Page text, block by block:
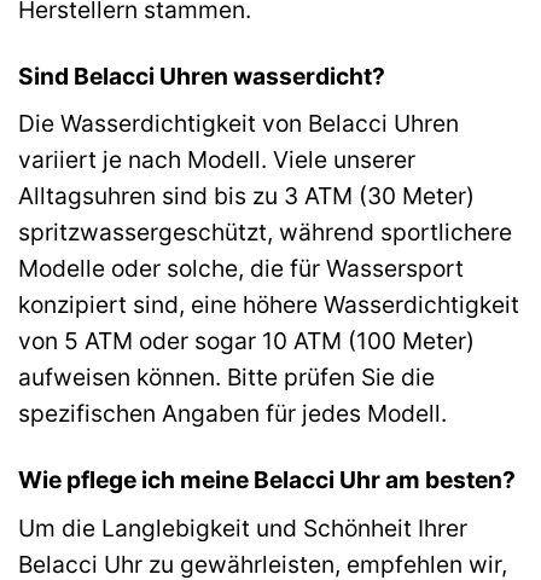
Herstellern stammen.
Sind Belacci Uhren wasserdicht?
Die Wasserdichtigkeit von Belacci Uhren
variiert je nach Modell. Viele unserer
Alltagsuhren sind bis zu 3 ATM (30 Meter)
spritzwassergeschützt, während sportlichere
Modelle oder solche, die für Wassersport
konzipiert sind, eine höhere Wasserdichtigkeit
von 5 ATM oder sogar 10 ATM (100 Meter)
aufweisen können. Bitte prüfen Sie die
spezifischen Angaben für jedes Modell.
Wie pflege ich meine Belacci Uhr am besten?
Um die Langlebigkeit und Schönheit Ihrer
Belacci Uhr zu gewährleisten, empfehlen wir,